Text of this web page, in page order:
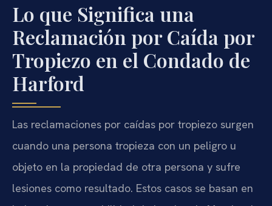
Lo que Significa una
Reclamación por Caída por
Tropiezo en el Condado de
Harford
Las reclamaciones por caídas por tropiezo surgen
cuando una persona tropieza con un peligro u
objeto en la propiedad de otra persona y sufre
lesiones como resultado. Estos casos se basan en